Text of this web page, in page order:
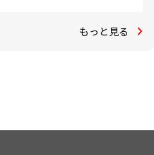
もっと見る